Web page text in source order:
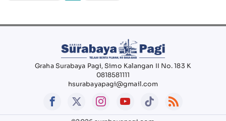
Graha Surabaya Pagi, Simo Kalangan II No. 183 K
0818581111
hsurabayapagi@gmail.com